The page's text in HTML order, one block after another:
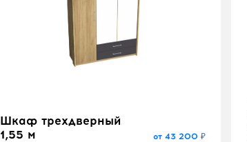
Шкаф трехдверный
1,55 м
от 43 200 ₽